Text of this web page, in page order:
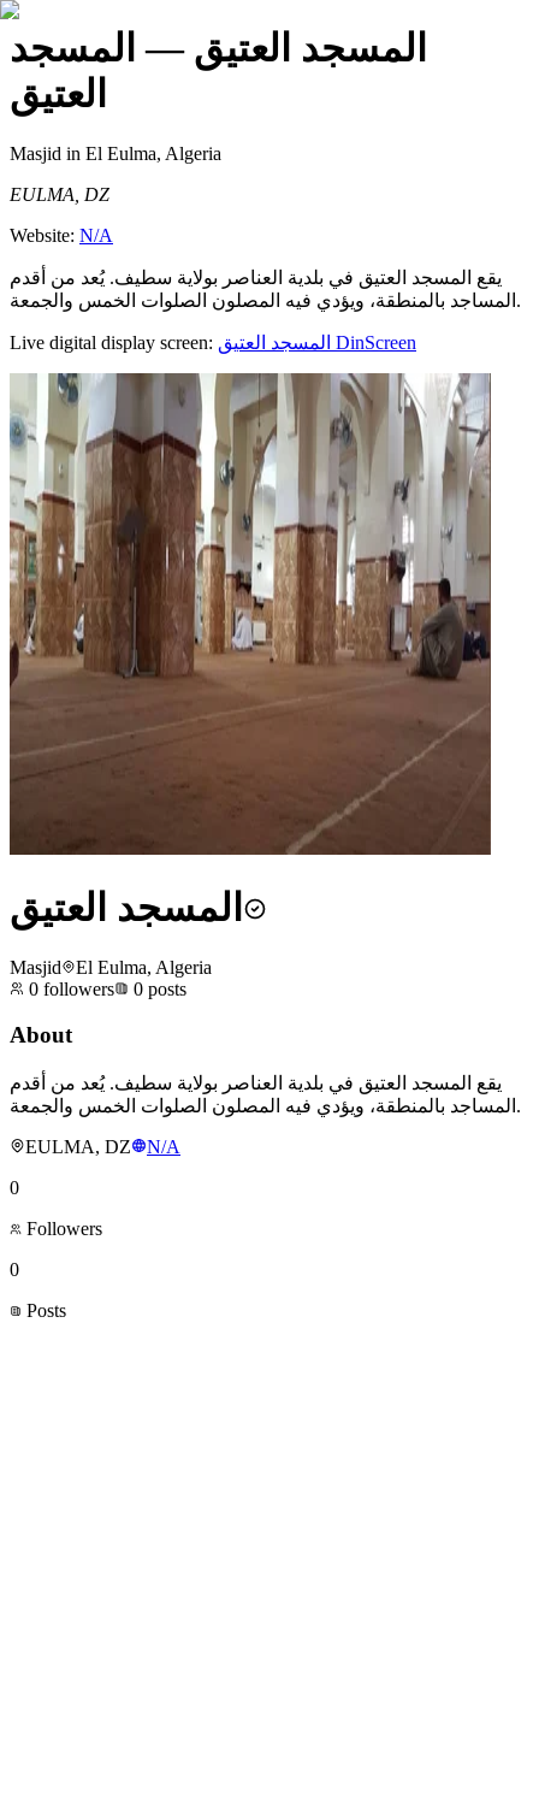
المسجد العتيق — المسجد
العتيق
Masjid in El Eulma, Algeria
EULMA, DZ
Website: N/A
يقع المسجد العتيق في بلدية العناصر بولاية سطيف. يُعد من أقدم
المساجد بالمنطقة، ويؤدي فيه المصلون الصلوات الخمس والجمعة.
Live digital display screen: المسجد العتيق DinScreen
المسجد العتيق
Masjid
El Eulma, Algeria
0 followers 0 posts
About
يقع المسجد العتيق في بلدية العناصر بولاية سطيف. يُعد من أقدم
المساجد بالمنطقة، ويؤدي فيه المصلون الصلوات الخمس والجمعة.
EULMA, DZ
N/A
0
Followers
0
Posts